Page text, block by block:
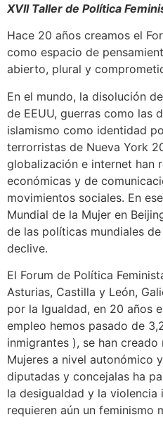
XVII Taller de Política
Hace 20 años creamos el
como espacio de
abierto, plural y
En el mundo, la disolución
de EEUU, guerras como las
islamismo como identidad
terrorristas de Nueva York
globalización e internet han
económicas y de
movimientos sociales. En
Mundial de la Mujer en
de las políticas mundiales
declive.
El Forum de Política
Asturias, Castilla y León,
por la Igualdad, en 20 años
empleo hemos pasado de
inmigrantes ), se han
Mujeres a nivel autonómico
diputadas y concejalas ha
la desigualdad y la violencia
requieren aún un feminismo